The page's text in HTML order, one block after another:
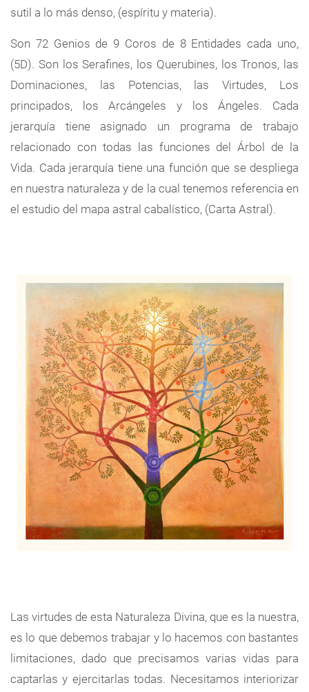
sutil a lo más denso, (espíritu y materia).
Son 72 Genios de 9 Coros de 8 Entidades cada uno,
(5D). Son los Serafines, los Querubines, los Tronos, las
Dominaciones, las Potencias, las Virtudes, Los
principados, los Arcángeles y los Ángeles. Cada
jerarquía tiene asignado un programa de trabajo
relacionado con todas las funciones del Árbol de la
Vida. Cada jerarquía tiene una función que se despliega
en nuestra naturaleza y de la cual tenemos referencia en
el estudio del mapa astral cabalístico, (Carta Astral).
Las virtudes de esta Naturaleza Divina, que es la nuestra,
es lo que debemos trabajar y lo hacemos con bastantes
limitaciones, dado que precisamos varias vidas para
captarlas y ejercitarlas todas. Necesitamos interiorizar